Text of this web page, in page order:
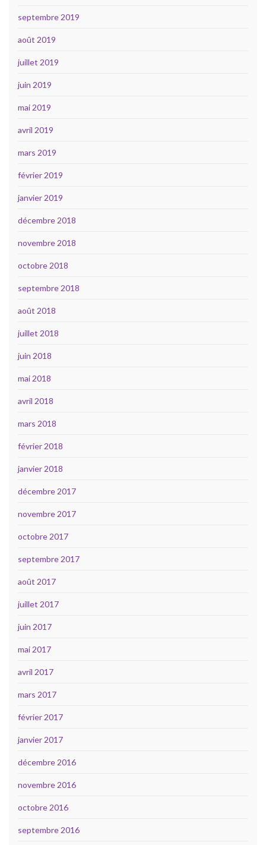
septembre 2019
août 2019
juillet 2019
juin 2019
mai 2019
avril 2019
mars 2019
février 2019
janvier 2019
décembre 2018
novembre 2018
octobre 2018
septembre 2018
août 2018
juillet 2018
juin 2018
mai 2018
avril 2018
mars 2018
février 2018
janvier 2018
décembre 2017
novembre 2017
octobre 2017
septembre 2017
août 2017
juillet 2017
juin 2017
mai 2017
avril 2017
mars 2017
février 2017
janvier 2017
décembre 2016
novembre 2016
octobre 2016
septembre 2016